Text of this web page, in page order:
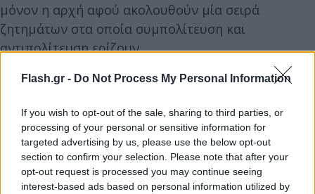
Flash.gr - Do Not Process My Personal Information
If you wish to opt-out of the sale, sharing to third parties, or
processing of your personal or sensitive information for
targeted advertising by us, please use the below opt-out
section to confirm your selection. Please note that after your
opt-out request is processed you may continue seeing
interest-based ads based on personal information utilized by
μόνον η αρχή αφού ακολουθούν μία σειρά
ζητημάτων στα οποία συμπολίτευση και
αντιπολίτευση ερίζουν.
Έτσι, δεύτερο ζήτημα πολιτικής διένεξης
αναμένεται να είναι η κλήση μαρτύρων,καθώς
οι κυβερνητικοί υποστηρίζουν ότι από τον
Κανονισμό προκύπτει ότι η σχετική λίστα
διαμορφώνεται στη βάση της γνώμης της
πλειοψηφίας. Ωστόσο, στην προηγούμενη